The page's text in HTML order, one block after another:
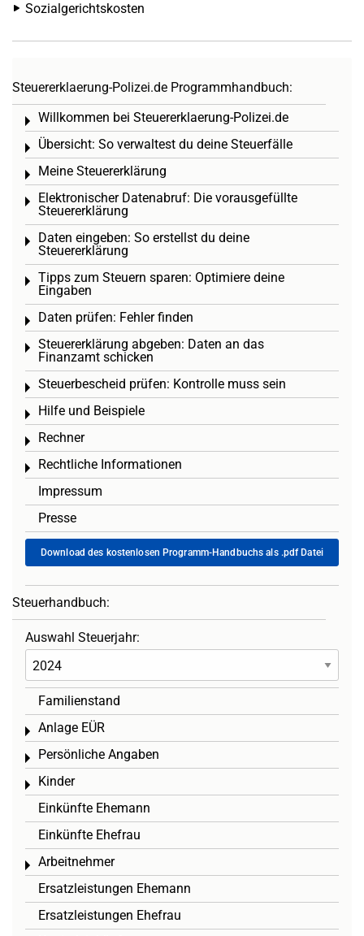
Sozialgerichtskosten
Steuererklaerung-Polizei.de Programmhandbuch:
Willkommen bei Steuererklaerung-Polizei.de
Toggle menu
Übersicht: So verwaltest du deine Steuerfälle
Toggle menu
Meine Steuererklärung
Toggle menu
Elektronischer Datenabruf: Die vorausgefüllte
Steuererklärung
Toggle menu
Daten eingeben: So erstellst du deine
Steuererklärung
Toggle menu
Tipps zum Steuern sparen: Optimiere deine
Eingaben
Toggle menu
Daten prüfen: Fehler finden
Toggle menu
Steuererklärung abgeben: Daten an das
Finanzamt schicken
Toggle menu
Steuerbescheid prüfen: Kontrolle muss sein
Toggle menu
Hilfe und Beispiele
Toggle menu
Rechner
Toggle menu
Rechtliche Informationen
Toggle menu
Impressum
Presse
Download des kostenlosen Programm-Handbuchs als .pdf Datei
Steuerhandbuch:
Auswahl Steuerjahr:
Familienstand
Anlage EÜR
Toggle menu
Persönliche Angaben
Toggle menu
Kinder
Toggle menu
Einkünfte Ehemann
Einkünfte Ehefrau
Arbeitnehmer
Toggle menu
Ersatzleistungen Ehemann
Ersatzleistungen Ehefrau